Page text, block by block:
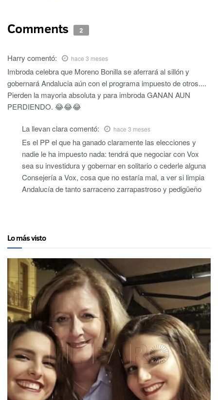
Comments 2
Harry comentó: hace 3 meses
Imbroda celebra que Moreno Bonilla se aferrará al sillón y
gobernará Andalucia aún con el programa impuesto de otros....
Pierden la mayoria absoluta y para imbroda GANAN AUN
PERDIENDO. 😂😂😂
La llevan claracomentó: hace 3 meses
Es el PP el que ha ganado claramente las elecciones y
nadie le ha impuesto nada: tendrá que negociar con Vox
sea su investidura y gobernar en solitario o cederle alguna
Consejería a Vox, cosa que no estaría mal, a ver si limpia
Andalucía de tanto sarraceno zarrapastroso y pedigüeño
Lo más visto